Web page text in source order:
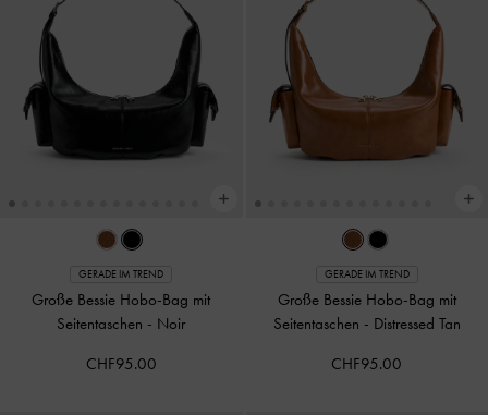
GERADE IM TREND
Große Bessie Hobo-Bag mit
Seitentaschen - Noir
CHF95.00
GERADE IM TREND
Große Bessie Hobo-Bag mit
Seitentaschen - Distressed Tan
CHF95.00